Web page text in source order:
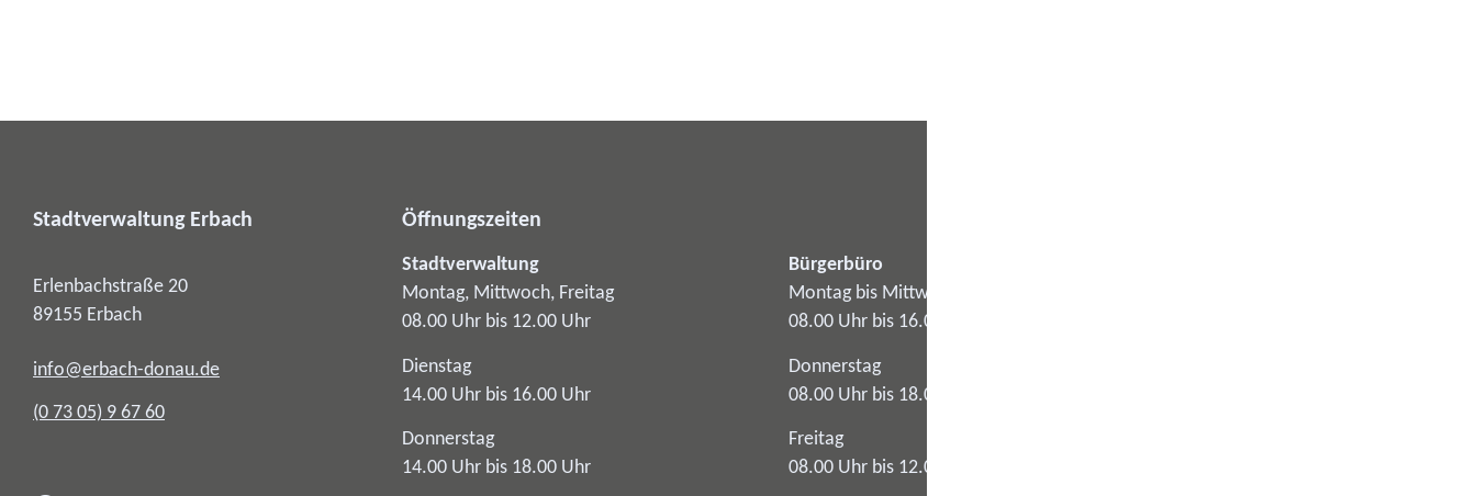
Stadtverwaltung Erbach
Erlenbachstraße 20
89155 Erbach
info@erbach-donau.de
(0 73 05) 9 67 60
Öffnungszeiten
Stadtverwaltung
Montag, Mittwoch, Freitag
08.00 Uhr bis 12.00 Uhr
Dienstag
14.00 Uhr bis 16.00 Uhr
Donnerstag
14.00 Uhr bis 18.00 Uhr
Bürgerbüro
Montag bis Mittwoch
08.00 Uhr bis 16.00 Uhr
Donnerstag
08.00 Uhr bis 18.00 Uhr
Freitag
08.00 Uhr bis 12.00 Uhr